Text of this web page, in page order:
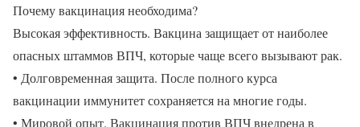
Почему вакцинация необходима?
Высокая эффективность. Вакцина защищает от наиболее
опасных штаммов ВПЧ, которые чаще всего вызывают рак.
• Долговременная защита. После полного курса
вакцинации иммунитет сохраняется на многие годы.
• Мировой опыт. Вакцинация против ВПЧ внедрена в